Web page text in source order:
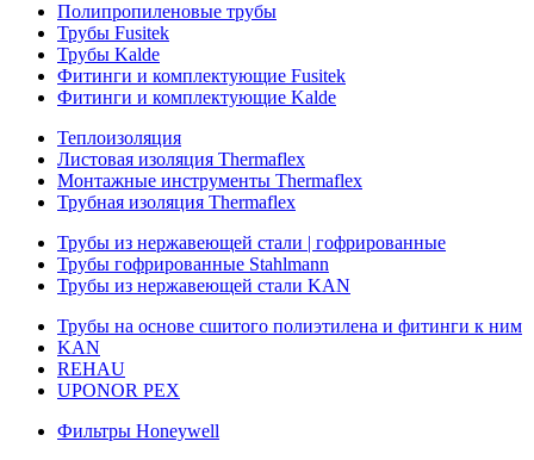
Полипропиленовые трубы
Трубы Fusitek
Трубы Kalde
Фитинги и комплектующие Fusitek
Фитинги и комплектующие Kalde
Теплоизоляция
Листовая изоляция Thermaflex
Монтажные инструменты Thermaflex
Трубная изоляция Thermaflex
Трубы из нержавеющей стали | гофрированные
Трубы гофрированные Stahlmann
Трубы из нержавеющей стали KAN
Трубы на основе сшитого полиэтилена и фитинги к ним
KAN
REHAU
UPONOR PEX
Фильтры Honeywell